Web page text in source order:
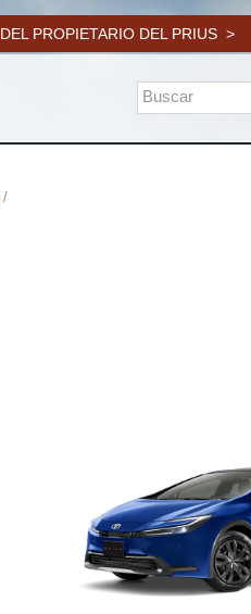
PROPIETARIO DEL PRIUS
/